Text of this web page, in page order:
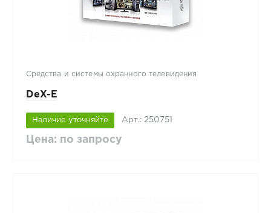
Средства и системы охранного телевидения
DeX-E
Наличие уточняйте Арт.: 250751
Цена: по запросу